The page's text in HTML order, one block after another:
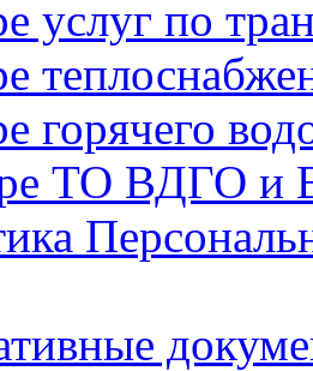
услуг по
горячего
ТО ВДГО и